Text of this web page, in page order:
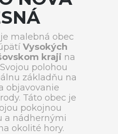
je malebná obec
Vysokých
kraji na
polohou
základňu na
objavovanie
Táto obec je
pokojnou
a nádhernými
okolité hory.